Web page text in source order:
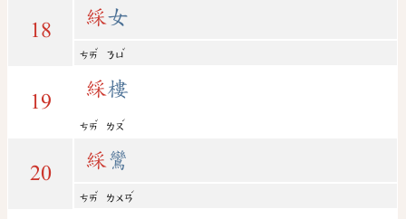
18
綵女
ㄘㄞ
ˇ
ㄋㄩ
ˇ
19
綵樓
ㄘㄞ
ˇ
ㄌㄡ
ˊ
20
綵鸞
ㄘㄞ
ˇ
ㄌㄨㄢ
ˊ